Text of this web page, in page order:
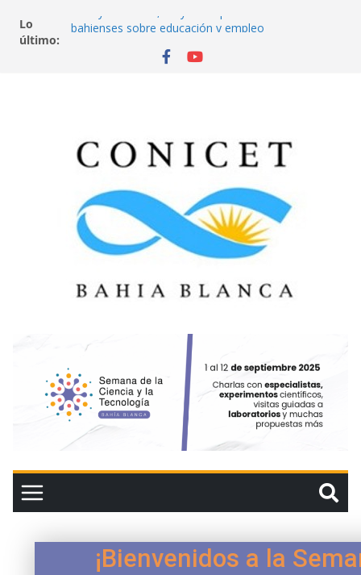
Lo
último:
A mayor estudio, mayores oportunidades: datos
bahienses sobre educación y empleo
Del secundario a la universidad: el desafío de llegar
cooperamos y cuándo cumplimos normas? Un
juego en red.
¡Bienvenidos a la